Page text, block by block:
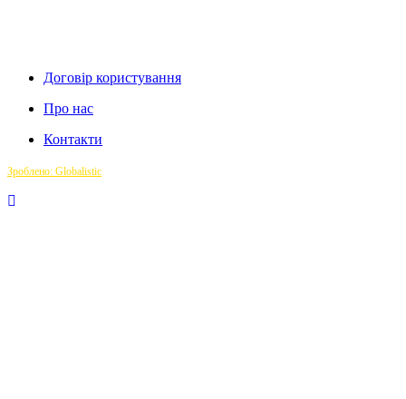
Договір користування
Про нас
Контакти
Зроблено: Globalistic